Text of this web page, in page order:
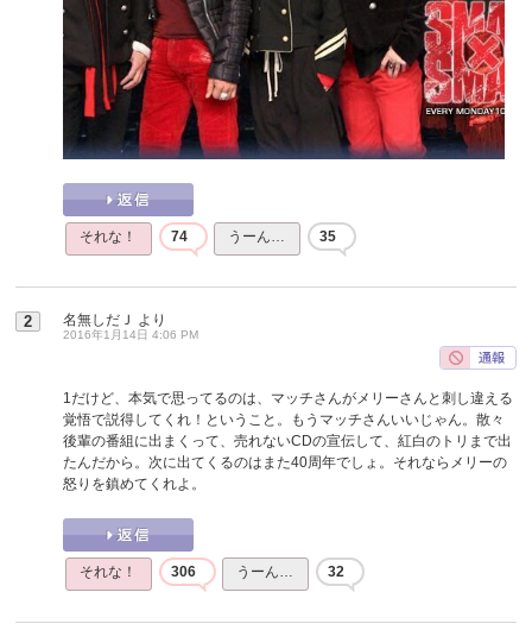
それな！ 74 うーん… 35
2 名無しだＪ より
2016年1月14日 4:06 PM
1だけど、本気で思ってるのは、マッチさんがメリーさんと刺し違える
覚悟で説得してくれ！ということ。もうマッチさんいいじゃん。散々
後輩の番組に出まくって、売れないCDの宣伝して、紅白のトリまで出
たんだから。次に出てくるのはまた40周年でしょ。それならメリーの
怒りを鎮めてくれよ。
それな！ 306 うーん… 32